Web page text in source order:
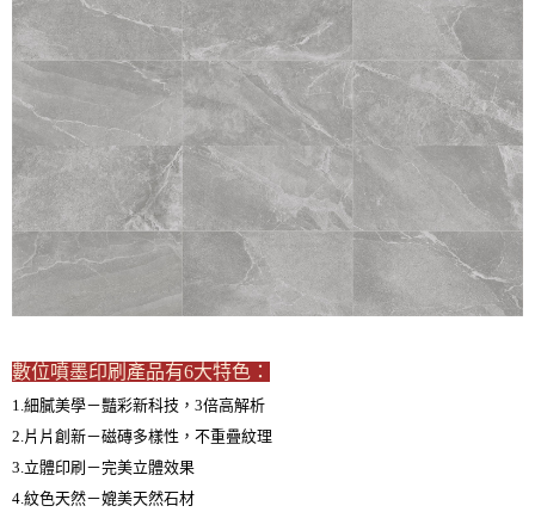
數位噴墨印刷產品有6大特色：
1.細膩美學－豔彩新科技，3倍高解析
2.片片創新－磁磚多樣性，不重疊紋理
3.立體印刷－完美立體效果
4.紋色天然－媲美天然石材